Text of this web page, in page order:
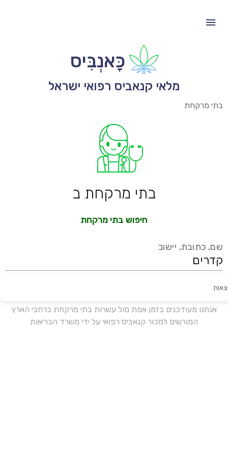
כָּאנְבִּיס
מלאי קנאביס רפואי ישראל
בתי מרקחת
בתי מרקחת ב
חיפוש בתי מרקחת
שם, כתובת, יישוב
אנחנו מעודכנים בזמן אמת מול עשרות בתי מרקחת ברחבי הארץ
המורשים למכור קנאביס רפואי על ידי משרד הבריאות